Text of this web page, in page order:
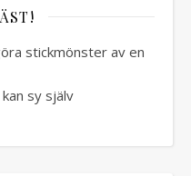
stickmönster av en
sy själv